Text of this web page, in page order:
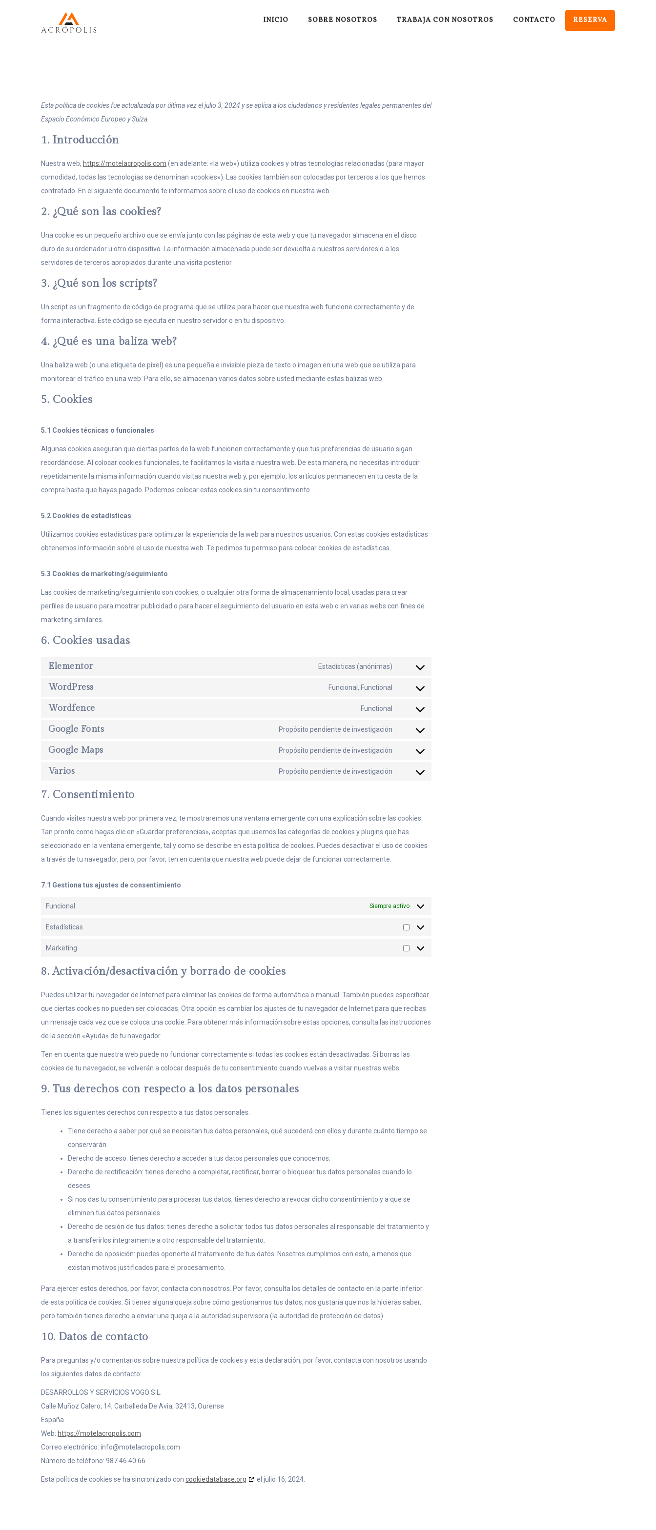
INICIO SOBRE NOSOTROS TRABAJA CON NOSOTROS CONTACTO RESERVA
Esta política de cookies fue actualizada por última vez el julio 3, 2024 y se aplica a los ciudadanos y residentes legales permanentes del
Espacio Económico Europeo y Suiza.
1. Introducción
Nuestra web, https://motelacropolis.com (en adelante: «la web») utiliza cookies y otras tecnologías relacionadas (para mayor
comodidad, todas las tecnologías se denominan «cookies»). Las cookies también son colocadas por terceros a los que hemos
contratado. En el siguiente documento te informamos sobre el uso de cookies en nuestra web.
2. ¿Qué son las cookies?
Una cookie es un pequeño archivo que se envía junto con las páginas de esta web y que tu navegador almacena en el disco
duro de su ordenador u otro dispositivo. La información almacenada puede ser devuelta a nuestros servidores o a los
servidores de terceros apropiados durante una visita posterior.
3. ¿Qué son los scripts?
Un script es un fragmento de código de programa que se utiliza para hacer que nuestra web funcione correctamente y de
forma interactiva. Este código se ejecuta en nuestro servidor o en tu dispositivo.
4. ¿Qué es una baliza web?
Una baliza web (o una etiqueta de píxel) es una pequeña e invisible pieza de texto o imagen en una web que se utiliza para
monitorear el tráfico en una web. Para ello, se almacenan varios datos sobre usted mediante estas balizas web.
5. Cookies
5.1 Cookies técnicas o funcionales
Algunas cookies aseguran que ciertas partes de la web funcionen correctamente y que tus preferencias de usuario sigan
recordándose. Al colocar cookies funcionales, te facilitamos la visita a nuestra web. De esta manera, no necesitas introducir
repetidamente la misma información cuando visitas nuestra web y, por ejemplo, los artículos permanecen en tu cesta de la
compra hasta que hayas pagado. Podemos colocar estas cookies sin tu consentimiento.
5.2 Cookies de estadísticas
Utilizamos cookies estadísticas para optimizar la experiencia de la web para nuestros usuarios. Con estas cookies estadísticas
obtenemos información sobre el uso de nuestra web. Te pedimos tu permiso para colocar cookies de estadísticas.
5.3 Cookies de marketing/seguimiento
Las cookies de marketing/seguimiento son cookies, o cualquier otra forma de almacenamiento local, usadas para crear
perfiles de usuario para mostrar publicidad o para hacer el seguimiento del usuario en esta web o en varias webs con fines de
marketing similares.
6. Cookies usadas
Elementor Estadísticas (anónimas)
WordPress Funcional, Functional
Wordfence Functional
Google Fonts Propósito pendiente de investigación
Google Maps Propósito pendiente de investigación
Varios Propósito pendiente de investigación
7. Consentimiento
Cuando visites nuestra web por primera vez, te mostraremos una ventana emergente con una explicación sobre las cookies.
Tan pronto como hagas clic en «Guardar preferencias», aceptas que usemos las categorías de cookies y plugins que has
seleccionado en la ventana emergente, tal y como se describe en esta política de cookies. Puedes desactivar el uso de cookies
a través de tu navegador, pero, por favor, ten en cuenta que nuestra web puede dejar de funcionar correctamente.
7.1 Gestiona tus ajustes de consentimiento
Funcional Siempre activo
Estadísticas
Marketing
8. Activación/desactivación y borrado de cookies
Puedes utilizar tu navegador de Internet para eliminar las cookies de forma automática o manual. También puedes especificar
que ciertas cookies no pueden ser colocadas. Otra opción es cambiar los ajustes de tu navegador de Internet para que recibas
un mensaje cada vez que se coloca una cookie. Para obtener más información sobre estas opciones, consulta las instrucciones
de la sección «Ayuda» de tu navegador.
Ten en cuenta que nuestra web puede no funcionar correctamente si todas las cookies están desactivadas. Si borras las
cookies de tu navegador, se volverán a colocar después de tu consentimiento cuando vuelvas a visitar nuestras webs.
9. Tus derechos con respecto a los datos personales
Tienes los siguientes derechos con respecto a tus datos personales:
Tiene derecho a saber por qué se necesitan tus datos personales, qué sucederá con ellos y durante cuánto tiempo se
conservarán.
Derecho de acceso: tienes derecho a acceder a tus datos personales que conocemos.
Derecho de rectificación: tienes derecho a completar, rectificar, borrar o bloquear tus datos personales cuando lo
desees.
Si nos das tu consentimiento para procesar tus datos, tienes derecho a revocar dicho consentimiento y a que se
eliminen tus datos personales.
Derecho de cesión de tus datos: tienes derecho a solicitar todos tus datos personales al responsable del tratamiento y
a transferirlos íntegramente a otro responsable del tratamiento.
Derecho de oposición: puedes oponerte al tratamiento de tus datos. Nosotros cumplimos con esto, a menos que
existan motivos justificados para el procesamiento.
Para ejercer estos derechos, por favor, contacta con nosotros. Por favor, consulta los detalles de contacto en la parte inferior
de esta política de cookies. Si tienes alguna queja sobre cómo gestionamos tus datos, nos gustaría que nos la hicieras saber,
pero también tienes derecho a enviar una queja a la autoridad supervisora (la autoridad de protección de datos).
10. Datos de contacto
Para preguntas y/o comentarios sobre nuestra política de cookies y esta declaración, por favor, contacta con nosotros usando
los siguientes datos de contacto:
DESARROLLOS Y SERVICIOS VOGO S.L.
Calle Muñoz Calero, 14, Carballeda De Avia, 32413, Ourense
España
Web: https://motelacropolis.com
Correo electrónico: info@motelacropolis.com
Número de teléfono: 987 46 40 66
Esta política de cookies se ha sincronizado con cookiedatabase.org el julio 16, 2024.